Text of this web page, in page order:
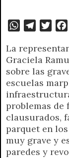
W
a
t
s
A
p
p
l
e
g
r
a
m
i
t
t
e
r
La
Graciela
sobre las
escuelas
problemas de
clausurados,
parquet en
muy grave y
paredes y